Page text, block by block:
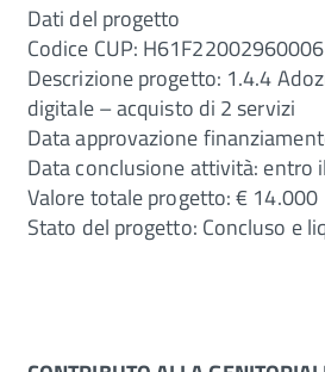
Dati del progetto
Codice CUP: H61F22002960006
Descrizione progetto: 1.4.4
digitale – acquisto di 2 servizi
Data approvazione
Data conclusione attività:
Valore totale progetto: € 14.000
Stato del progetto: Concluso e